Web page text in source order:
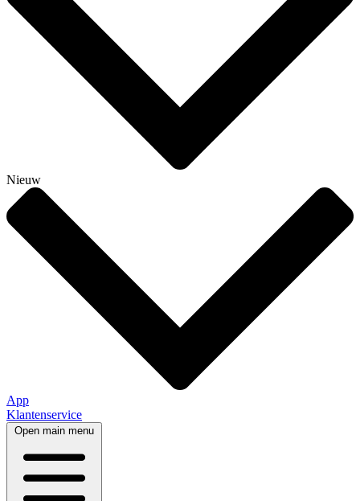
Nieuw
App
Klantenservice
Open main menu